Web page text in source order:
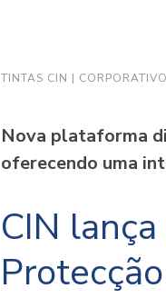
TINTAS CIN | CORPORATIVO
Nova plataforma
oferecendo uma
CIN